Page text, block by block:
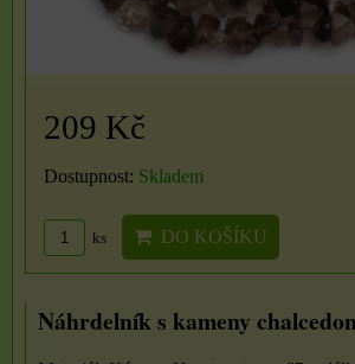
209 Kč
Dostupnost: Skladem
ks DO KOŠÍKU
Náhrdelník s kameny